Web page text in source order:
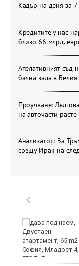
Кадър на деня за 7
Кредитите у нас
близо 66 млрд.
Апелативният съд
бална зала в
Проучване:
на авточасти расте
Анализатор: За
срещу Иран на